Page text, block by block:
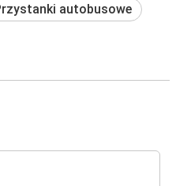
autobusowe